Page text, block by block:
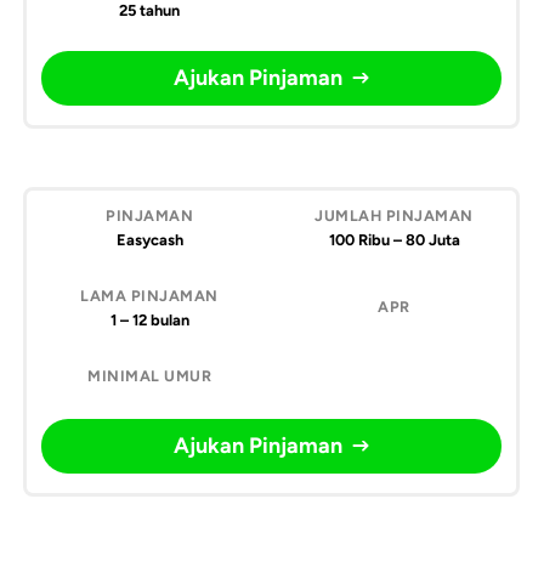
25 tahun
Ajukan Pinjaman
Easycash 100 Ribu – 80 Juta
1 – 12 bulan
Ajukan Pinjaman